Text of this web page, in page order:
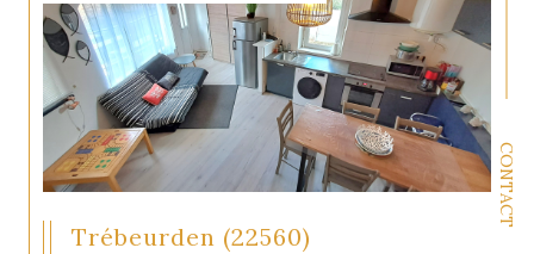
CONTACT
Trébeurden (22560)